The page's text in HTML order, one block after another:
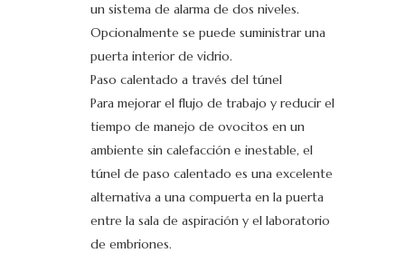
un sistema de alarma de dos niveles.
Opcionalmente se puede suministrar una
puerta interior de vidrio.
Paso calentado a través del túnel
Para mejorar el flujo de trabajo y reducir el
tiempo de manejo de ovocitos en un
ambiente sin calefacción e inestable, el
túnel de paso calentado es una excelente
alternativa a una compuerta en la puerta
entre la sala de aspiración y el laboratorio
de embriones.